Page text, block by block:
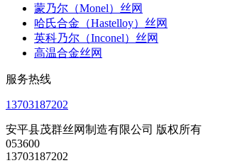
蒙乃尔（Monel）丝网
哈氏合金（Hastelloy）丝网
英科乃尔（Inconel）丝网
高温合金丝网
服务热线
13703187202
安平县茂群丝网制造有限公司 版权所有
053600
13703187202